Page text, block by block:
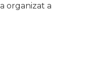
organizat a